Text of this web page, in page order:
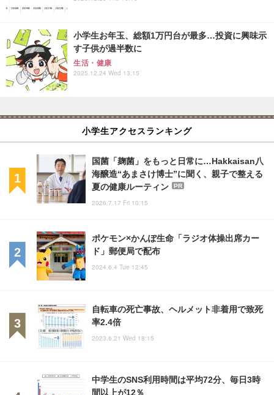
小学生お年玉、総額1万円台が最多…投資に興味示
す子供が過半数に
生活・健康
2025.12.24 Wed 13:15
小学生アクセスランキング
国菌「麹菌」をもっと日常に…Hakkaisan八
海醸造“あまさけ博士”に聞く、親子で整える
夏の健康ルーティン
PR
2026.7.17 Fri 10:15
ポケモン×かんぽ生命「ラジオ体操出席カー
ド」郵便局で配布
2024.6.4 Tue 12:45
自転車の死亡事故、ヘルメット非着用で致死
率2.4倍
2023.6.21 Wed 18:15
中学生のSNS利用時間は平均72分、毎日3時
間以上が12％